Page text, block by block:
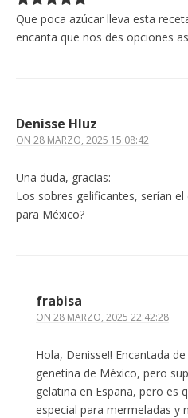
Que poca azúcar lleva esta
encanta que nos des opciones
Denisse Hluz
ON 28 MARZO, 2025 15:08:42
Una duda, gracias:
Los sobres gelificantes, serían
para México?
frabisa
ON 28 MARZO, 2025 22:42:28
Hola, Denisse!! Encantada
genetina de México, pero
gelatina en España, pero es
especial para mermeladas y